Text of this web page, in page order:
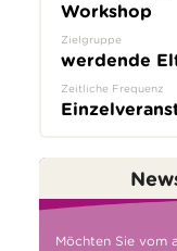
Workshop
Zielgruppe
werdende
Zeitliche Frequenz
Möchten Sie vom